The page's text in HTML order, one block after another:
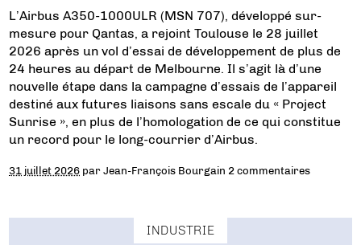
L’Airbus A350-1000ULR (MSN 707), développé sur-
mesure pour Qantas, a rejoint Toulouse le 28 juillet
2026 après un vol d’essai de développement de plus de
24 heures au départ de Melbourne. Il s’agit là d’une
nouvelle étape dans la campagne d’essais de l’appareil
destiné aux futures liaisons sans escale du « Project
Sunrise », en plus de l’homologation de ce qui constitue
un record pour le long-courrier d’Airbus.
31 juillet 2026 parJean-François Bourgain 2 commentaires
INDUSTRIE